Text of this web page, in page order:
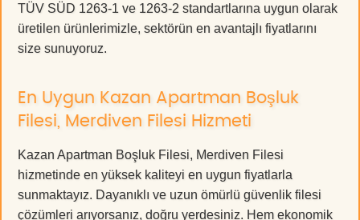
TÜV SÜD 1263-1 ve 1263-2 standartlarına uygun olarak
üretilen ürünlerimizle, sektörün en avantajlı fiyatlarını
size sunuyoruz.
En Uygun Kazan Apartman Boşluk
Filesi, Merdiven Filesi Hizmeti
Kazan Apartman Boşluk Filesi, Merdiven Filesi
hizmetinde en yüksek kaliteyi en uygun fiyatlarla
sunmaktayız. Dayanıklı ve uzun ömürlü güvenlik filesi
çözümleri arıyorsanız, doğru yerdesiniz. Hem ekonomik